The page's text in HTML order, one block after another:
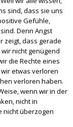
sind, dass sie uns
Gefühle,
Denn Angst
zeigt, dass gerade
nicht genügend
die Rechte eines
etwas verloren
verloren haben.
wenn wir in der
nicht in
nicht überzogen